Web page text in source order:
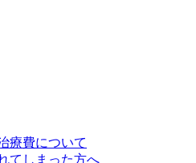
療費について
てしまった方へ